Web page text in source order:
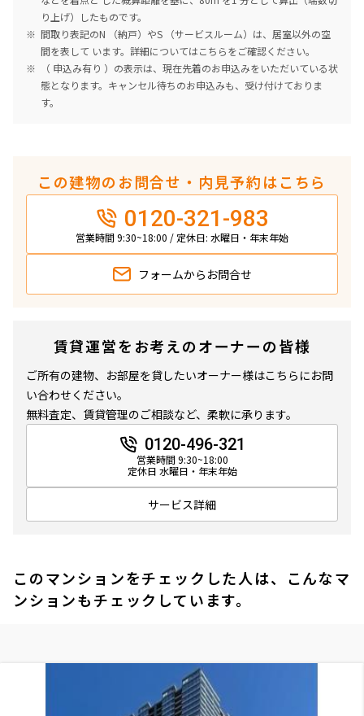
り上げ）したものです。
間取り表記のN （納戸）やS （サービスルーム）は、居室以外の空
間を表して います。詳細についてはこちらをご確認ください。
（ 申込み有り ）の表示は、現在先着のお申込みをいただいている状
態となります。キャンセル待ちのお申込みも、受け付けておりま
す。
この建物のお問合せ・内見予約はこちら
0120-321-983
営業時間 9:30~18:00 / 定休日: 水曜日・年末年始
フォームから お問合せ
賃貸運営をお考えのオーナーの皆様
ご所有の建物、お部屋を貸したいオーナー様はこちらにお問
い合わせください。
無料査定、賃貸管理のご相談など、柔軟に承ります。
0120-496-321
営業時間 9:30~18:00
定休日 水曜日・年末年始
サービス詳細
このマンションをチェックした人は、こんなマ
ンションもチェックしています。